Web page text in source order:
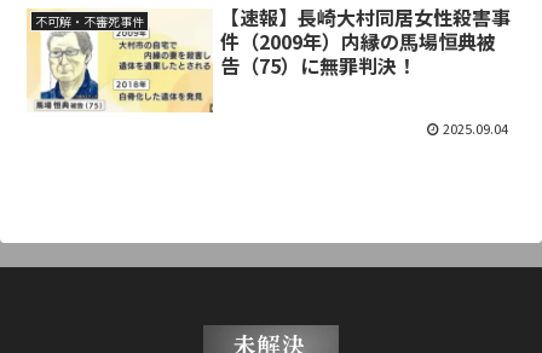
不可解・不審死事件
【速報】長崎大村同居女性殺害事
件（2009年）内縁の馬場恒典被
告（75）に無罪判決！
2025.09.04